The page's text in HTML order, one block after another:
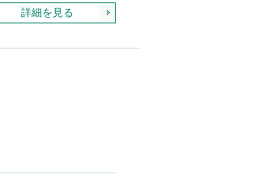
詳細を見る